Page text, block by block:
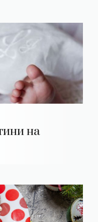
на